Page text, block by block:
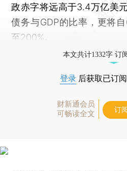
政赤字将远高于3.4万亿美
债务与GDP的比率，更将
至200%。
本文共计1332字 订
登录 后获取已订
财新通会员
可畅读全文
订